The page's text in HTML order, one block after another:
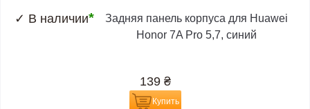
✓ В наличии*
Задняя панель корпуса для Huawei
Honor 7A Pro 5,7, синий
139 ₴
Купить